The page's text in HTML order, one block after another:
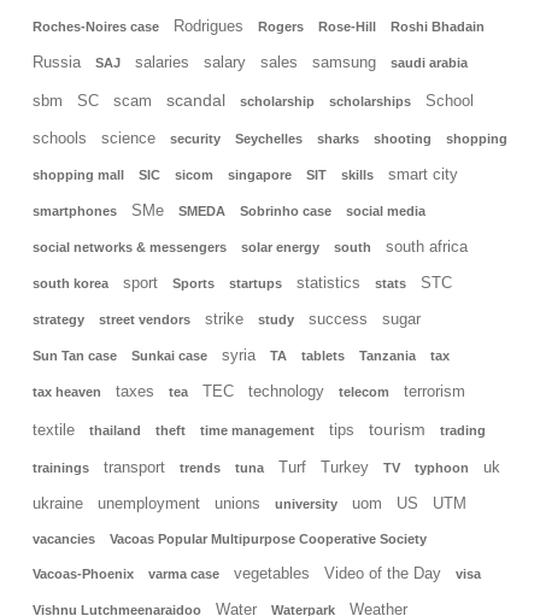
Roches-Noires case Rodrigues Rogers Rose-Hill Roshi Bhadain
Russia SAJ salaries salary sales samsung saudi arabia
sbm SC scam scandal scholarship scholarships School
schools science security Seychelles sharks shooting shopping
shopping mall SIC sicom singapore SIT skills smart city
smartphones SMe SMEDA Sobrinho case social media
social networks & messengers solar energy south south africa
south korea sport Sports startups statistics stats STC
strategy street vendors strike study success sugar
Sun Tan case Sunkai case syria TA tablets Tanzania tax
tax heaven taxes tea TEC technology telecom terrorism
textile thailand theft time management tips tourism trading
trainings transport trends tuna Turf Turkey TV typhoon uk
ukraine unemployment unions university uom US UTM
vacancies Vacoas Popular Multipurpose Cooperative Society
Vacoas-Phoenix varma case vegetables Video of the Day visa
Vishnu Lutchmeenaraidoo Water Waterpark Weather